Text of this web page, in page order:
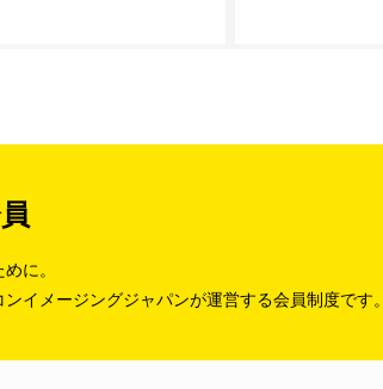
に。
イメージングジャパンが運営する会員制度です。